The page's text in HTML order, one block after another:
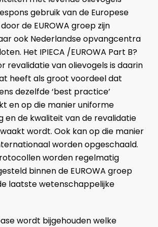
gebruik van de Europese
de EUROWA groep zijn
ook Nederlandse opvangcentra
Het IPIECA /EUROWA Part B?
revalidatie van olievogels is daarin
heeft als groot voordeel dat
dezelfde ‘best practice’
en op die manier uniforme
en de kwaliteit van de revalidatie
wordt. Ook kan op die manier
worden opgeschaald.
worden regelmatig
binnen de EUROWA groep
laatste wetenschappelijke
wordt bijgehouden welke